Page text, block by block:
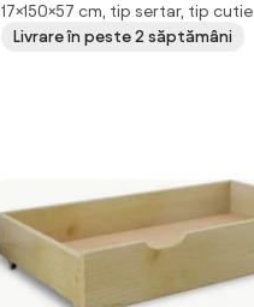
gri
17×150×57 cm, tip sertar, tip cutie
Livrare în peste 2 săptămâni